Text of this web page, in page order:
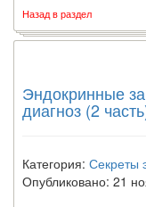
Назад в раздел
Эндокринные
диагноз (2
Категория: Секреты
Опубликовано: 21